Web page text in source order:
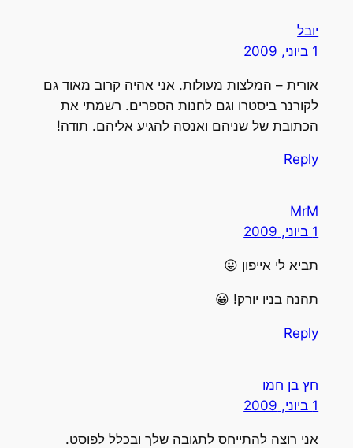
יובל
אורית – המלצות מעולות. אני אהיה קרוב מאוד גם
לקורנר ביסטרו וגם לחנות הספרים. רשמתי את
הכתובת של שניהם ואנסה להגיע אליהם. תודה!
Reply
MrM
תביא לי אייפון 😛
תהנה בניו יורק! 😀
Reply
חץ בן חמו
אני רוצה להתייחס לתגובה שלך ובכלל לפוסט.